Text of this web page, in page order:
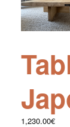
1,230.00€